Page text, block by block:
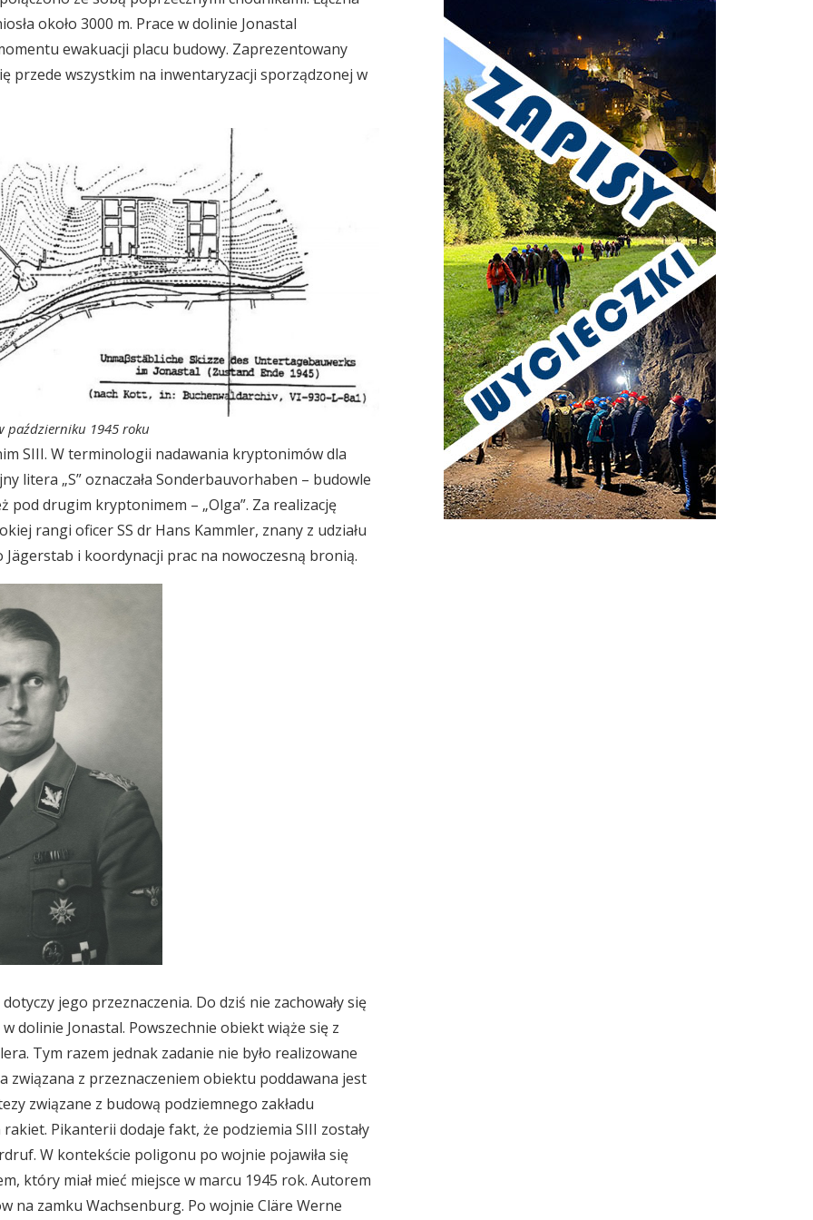
około 3000 m. Prace w dolinie Jonastal
ewakuacji placu budowy. Zaprezentowany
przede wszystkim na inwentaryzacji sporządzonej w
październiku 1945 roku
SIII. W terminologii nadawania kryptonimów dla
litera „S” oznaczała Sonderbauvorhaben – budowle
drugim kryptonimem – „Olga”. Za realizację
rangi oficer SS dr Hans Kammler, znany z udziału
i koordynacji prac na nowoczesną bronią.
jego przeznaczenia. Do dziś nie zachowały się
dolinie Jonastal. Powszechnie obiekt wiąże się z
Tym razem jednak zadanie nie było realizowane
związana z przeznaczeniem obiektu poddawana jest
związane z budową podziemnego zakładu
Pikanterii dodaje fakt, że podziemia SIII zostały
W kontekście poligonu po wojnie pojawiła się
który miał mieć miejsce w marcu 1945 rok. Autorem
na zamku Wachsenburg. Po wojnie Cläre Werne